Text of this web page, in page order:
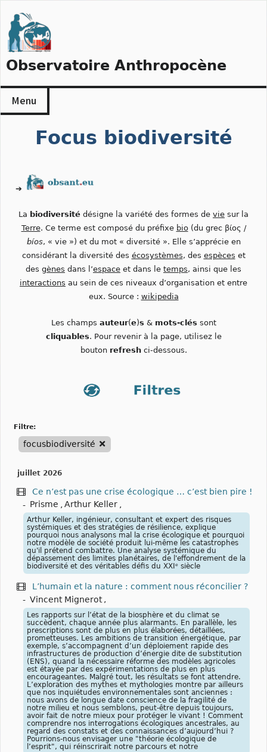
to
content
Observatoire Anthropocène
Menu
Focus biodiversité
➔
La biodiversité désigne la variété des formes de vie sur la
Terre. Ce terme est composé du préfixe bio(du grec βίος /
bíos, « vie ») et du mot « diversité ». Elle s’apprécie en
considérant la diversité des écosystèmes, des espèces et
des gènes dans l’espace et dans le temps, ainsi que les
interactions au sein de ces niveaux d’organisation et entre
eux. Source : wikipedia
Les champs auteur(e)s & mots-clés sont
cliquables. Pour revenir à la page, utilisez le
bouton refreshci-dessous.
filtre:
focusbiodiversité
juillet 2026
Ce n’est pas une crise écologique … c’est bien pire !
- Prisme , Arthur Keller ,
Arthur Keller, ingénieur, consultant et expert des risques
systémiques et des stratégies de résilience, explique
pourquoi nous analysons mal la crise écologique et pourquoi
notre modèle de société produit lui-même les catastrophes
qu'il prétend combattre. Une analyse systémique du
dépassement des limites planétaires, de l'effondrement de la
biodiversité et des véritables défis du XXIᵉ siècle
L’humain et la nature : comment nous réconcilier ?
- Vincent Mignerot ,
Les rapports sur l’état de la biosphère et du climat se
succèdent, chaque année plus alarmants. En parallèle, les
prescriptions sont de plus en plus élaborées, détaillées,
prometteuses. Les ambitions de transition énergétique, par
exemple, s’accompagnent d’un déploiement rapide des
infrastructures de production d’énergie dite de substitution
(ENS), quand la nécessaire réforme des modèles agricoles
est étayée par des expérimentations de plus en plus
encourageantes. Malgré tout, les résultats se font attendre.
L’exploration des mythes et mythologies montre par ailleurs
que nos inquiétudes environnementales sont anciennes :
nous avons de longue date conscience de la fragilité de
notre milieu et nous semblons, peut-être depuis toujours,
avoir fait de notre mieux pour protéger le vivant ! Comment
comprendre nos interrogations écologiques ancestrales, au
regard des constats et des connaissances d’aujourd’hui ?
Pourrions-nous envisager une "théorie écologique de
l’esprit", qui réinscrirait notre parcours et notre